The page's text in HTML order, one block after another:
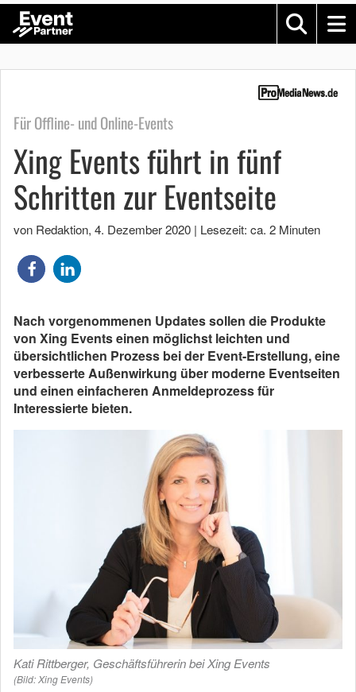
Für Offline- und Online-Events
Xing Events führt in fünf
Schritten zur Eventseite
von Redaktion, 4. Dezember 2020 | Lesezeit: ca. 2 Minuten
Nach vorgenommenen Updates sollen die Produkte
von Xing Events einen möglichst leichten und
übersichtlichen Prozess bei der Event-Erstellung, eine
verbesserte Außenwirkung über moderne Eventseiten
und einen einfacheren Anmeldeprozess für
Interessierte bieten.
Kati Rittberger, Geschäftsführerin bei Xing Events
(Bild: Xing Events)